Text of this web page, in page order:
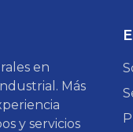
en
Más
y servicios